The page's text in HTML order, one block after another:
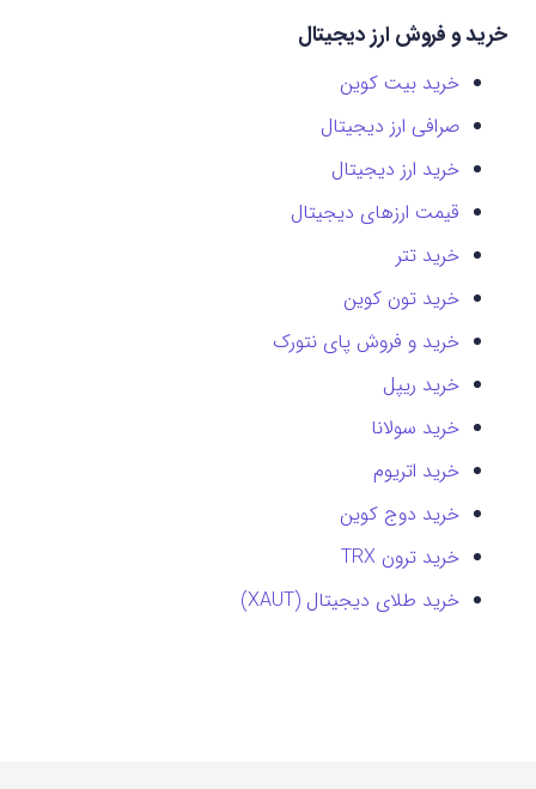
خرید و فروش ارز دیجیتال
خرید بیت کوین
صرافی ارز دیجیتال
خرید ارز دیجیتال
قیمت ارزهای دیجیتال
خرید تتر
خرید تون کوین
خرید و فروش پای نتورک
خرید ریپل
خرید سولانا
خرید اتریوم
خرید دوج کوین
خرید ترون TRX
خرید طلای دیجیتال (XAUT)